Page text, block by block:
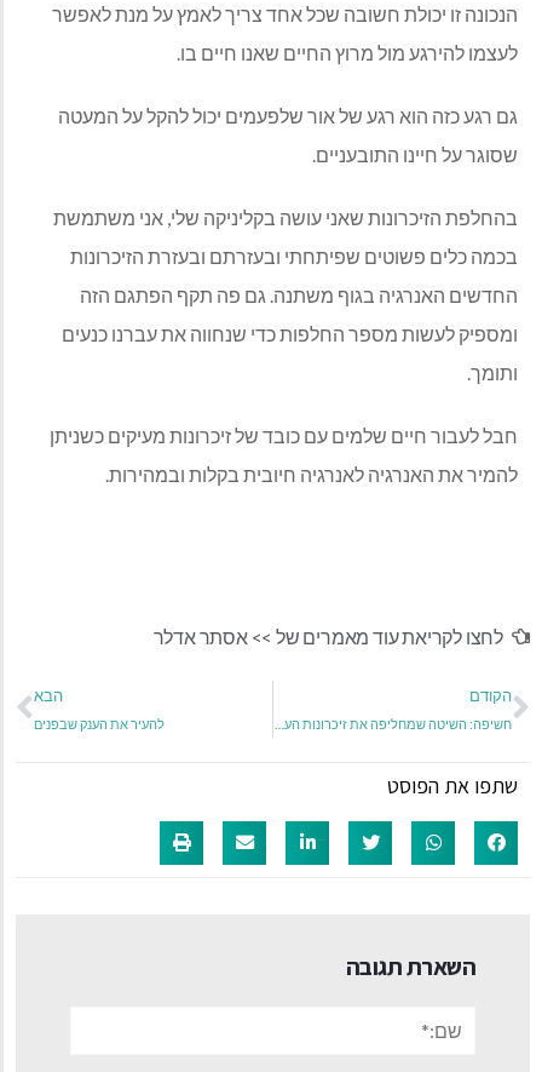
הנכונה זו יכולת חשובה שכל אחד צריך לאמץ על מנת לאפשר
לעצמו להירגע מול מרוץ החיים שאנו חיים בו.
גם רגע כזה הוא רגע של אור שלפעמים יכול להקל על המעטה
שסוגר על חיינו התובעניים.
בהחלפת הזיכרונות שאני עושה בקליניקה שלי, אני משתמשת
בכמה כלים פשוטים שפיתחתי ובעזרתם ובעזרת הזיכרונות
החדשים האנרגיה בגוף משתנה. גם פה תקף הפתגם הזה
ומספיק לעשות מספר החלפות כדי שנחווה את עברנו כנעים
ותומך.
חבל לעבור חיים שלמים עם כובד של זיכרונות מעיקים כשניתן
להמיר את האנרגיה לאנרגיה חיובית בקלות ובמהירות.
לחצו לקריאת עוד מאמרים של >> אסתר אדלר
הקודם הבא
להעיר את הענק שבפנים
שתפו את הפוסט
השארת תגובה